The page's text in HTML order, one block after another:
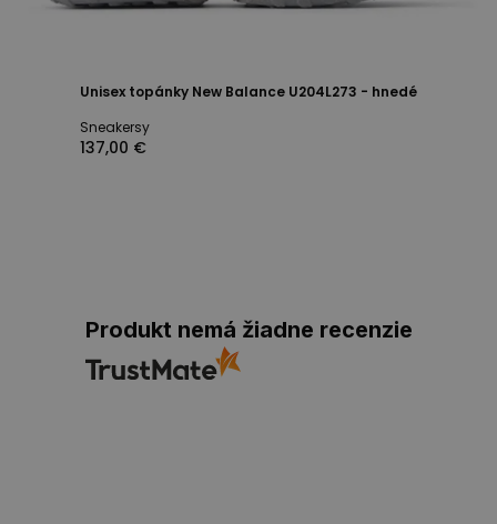
Unisex topánky New Balance U204L273 - hnedé
Sneakersy
137,00 €
Produkt nemá žiadne recenzie